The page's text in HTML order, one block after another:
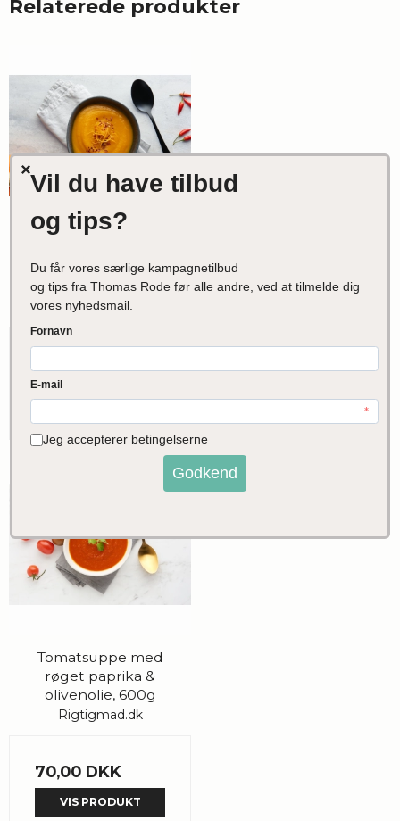
Relaterede produkter
rød chili & appelsin,
600g
Rigtigmad.dk
VIS PRODUKT
Tomatsuppe med
røget paprika &
olivenolie, 600g
Rigtigmad.dk
70,00 DKK
VIS PRODUKT